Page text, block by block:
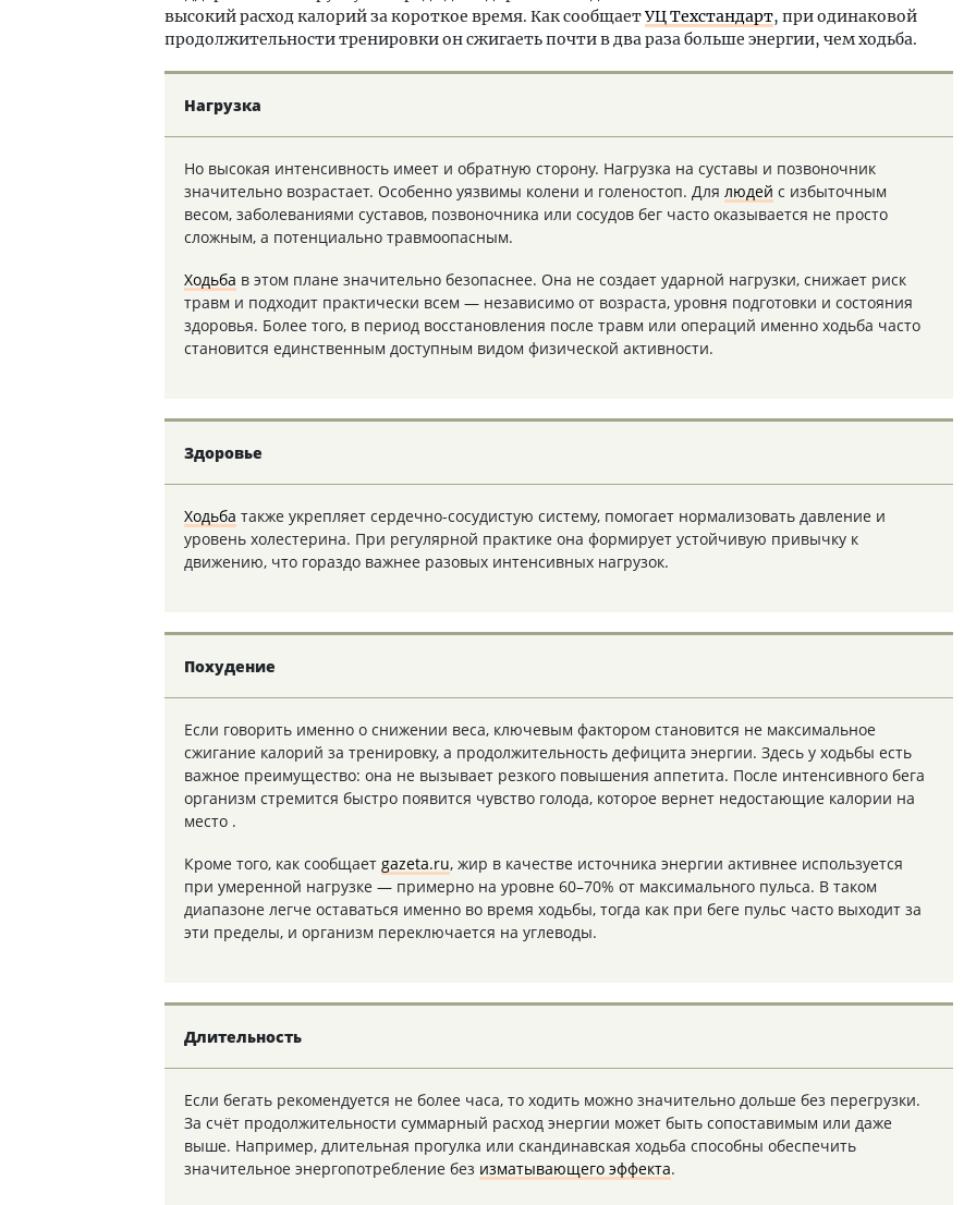
высокий расход калорий за короткое время. Как сообщаетУЦ Техстандарт, при одинаковой
продолжительности тренировки он сжигаеть почти в два раза больше энергии, чем ходьба.
Нагрузка
Но высокая интенсивность имеет и обратную сторону. Нагрузка на суставы и позвоночник
значительно возрастает. Особенно уязвимы колени и голеностоп. Для людей с избыточным
весом, заболеваниями суставов, позвоночника или сосудов бег часто оказывается не просто
сложным, а потенциально травмоопасным.
Ходьба в этом плане значительно безопаснее. Она не создает ударной нагрузки, снижает риск
травм и подходит практически всем — независимо от возраста, уровня подготовки и состояния
здоровья. Более того, в период восстановления после травм или операций именно ходьба часто
становится единственным доступным видом физической активности.
Здоровье
Ходьба также укрепляет сердечно-сосудистую систему, помогает нормализовать давление и
уровень холестерина. При регулярной практике она формирует устойчивую привычку к
движению, что гораздо важнее разовых интенсивных нагрузок.
Похудение
Если говорить именно о снижении веса, ключевым фактором становится не максимальное
сжигание калорий за тренировку, а продолжительность дефицита энергии. Здесь у ходьбы есть
важное преимущество: она не вызывает резкого повышения аппетита. После интенсивного бега
организм стремится быстро появится чувство голода, которое вернет недостающие калории на
место .
Кроме того, как сообщает gazeta.ru, жир в качестве источника энергии активнее используется
при умеренной нагрузке — примерно на уровне 60–70% от максимального пульса. В таком
диапазоне легче оставаться именно во время ходьбы, тогда как при беге пульс часто выходит за
эти пределы, и организм переключается на углеводы.
Длительность
Если бегать рекомендуется не более часа, то ходить можно значительно дольше без перегрузки.
За счёт продолжительности суммарный расход энергии может быть сопоставимым или даже
выше. Например, длительная прогулка или скандинавская ходьба способны обеспечить
значительное энергопотребление без изматывающего эффекта.